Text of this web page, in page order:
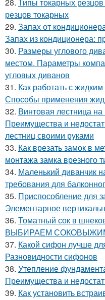
28. Типы токарных
резцов токарных
29. Запах от
Запах из кондиционера:
30. Размеры углового
местом. Параметры
угловых диванов
31. Как работать с
Способы применения
32. Винтовая лестница
Преимущества и
лестниц своими руками
33. Как врезать замок в
монтажа замка врезного
34. Маленький диванчик
требования для
35. Приспособление для
Элементарное
36. Томатный сок в
ВЫБИРАЕМ
37. Какой сифон лучше
Разновидности сифонов
38. Утепление
Преимущества и
39. Как установить